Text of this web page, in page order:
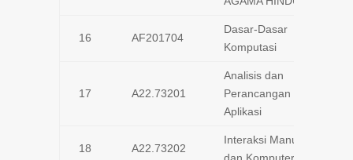
16 AF201704
Dasar-Dasar
Komputasi
17 A22.73201
Analisis dan
Perancangan
Aplikasi
18 A22.73202
Interaksi Manusia